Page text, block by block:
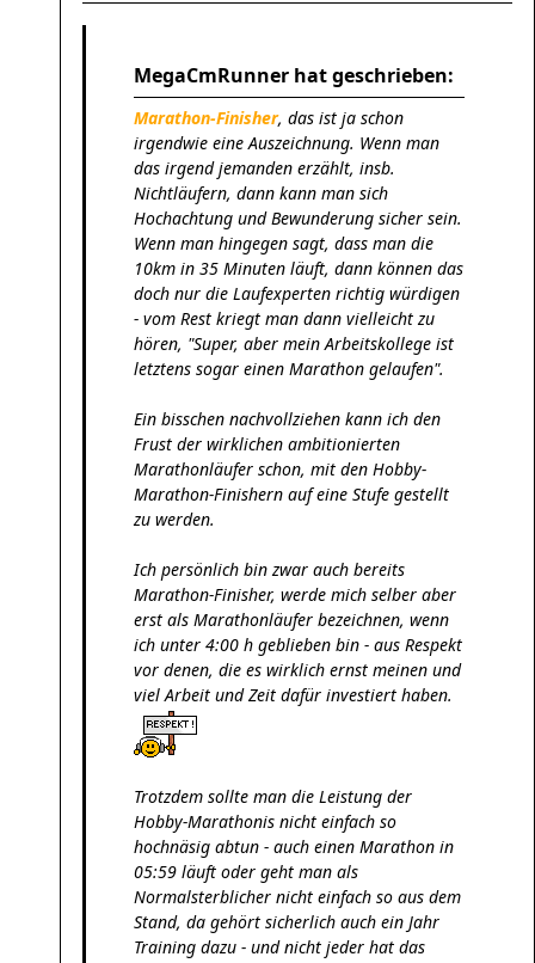
MegaCmRunner hat geschrieben:
Marathon-Finisher, das ist ja schon
irgendwie eine Auszeichnung. Wenn man
das irgend jemanden erzählt, insb.
Nichtläufern, dann kann man sich
Hochachtung und Bewunderung sicher sein.
Wenn man hingegen sagt, dass man die
10km in 35 Minuten läuft, dann können das
doch nur die Laufexperten richtig würdigen
- vom Rest kriegt man dann vielleicht zu
hören, "Super, aber mein Arbeitskollege ist
letztens sogar einen Marathon gelaufen".
Ein bisschen nachvollziehen kann ich den
Frust der wirklichen ambitionierten
Marathonläufer schon, mit den Hobby-
Marathon-Finishern auf eine Stufe gestellt
zu werden.
Ich persönlich bin zwar auch bereits
Marathon-Finisher, werde mich selber aber
erst als Marathonläufer bezeichnen, wenn
ich unter 4:00 h geblieben bin - aus Respekt
vor denen, die es wirklich ernst meinen und
viel Arbeit und Zeit dafür investiert haben.
Trotzdem sollte man die Leistung der
Hobby-Marathonis nicht einfach so
hochnäsig abtun - auch einen Marathon in
05:59 läuft oder geht man als
Normalsterblicher nicht einfach so aus dem
Stand, da gehört sicherlich auch ein Jahr
Training dazu - und nicht jeder hat das